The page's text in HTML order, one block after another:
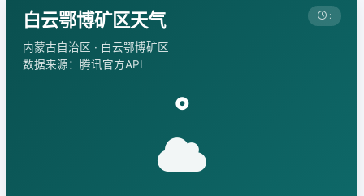
白云鄂博矿区天气
内蒙古自治区 · 白云鄂博矿区
数据来源：腾讯官方API
:
°